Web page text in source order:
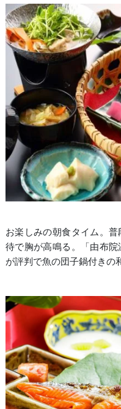
お楽しみの朝食タイム。
待で胸が高鳴る。「由布
が評判で魚の団子鍋付きの